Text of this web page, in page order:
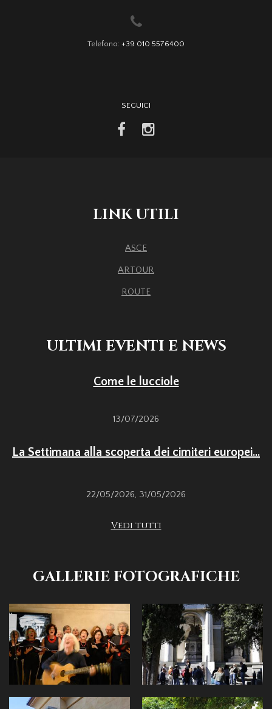
Telefono: +39 010 5576400
SEGUICI
facebookinstagram
LINK UTILI
ASCE
ARTOUR
ROUTE
ULTIMI EVENTI E NEWS
Come le lucciole
13/07/2026
La Settimana alla scoperta dei cimiteri europei...
22/05/2026, 31/05/2026
Vedi tutti
GALLERIE FOTOGRAFICHE